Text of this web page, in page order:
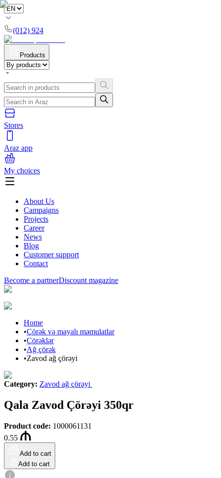
(012) 924
Products
Stores
Araz app
My choices
About Us
Campaigns
Projects
Career
News
Blog
Customer support
Contact
Become a partnerDiscount magazine
Home
•Çörək və mayalı məmulatlar
•Çörəklər
•Ağ çörək
•Zavod ağ çörəyi
Category: Zavod ağ çörəyi
Qala Zavod Çörəyi 350qr
Product code: 1000061131
0.55
Add to cart
Add to cart